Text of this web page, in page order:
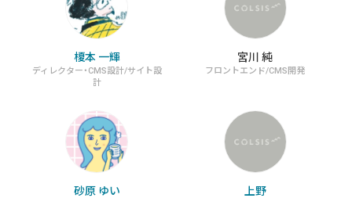
榎本 一輝
ディレクター・CMS設計/サイト設
計
宮川 純
フロントエンド/CMS開発
砂原 ゆい 上野